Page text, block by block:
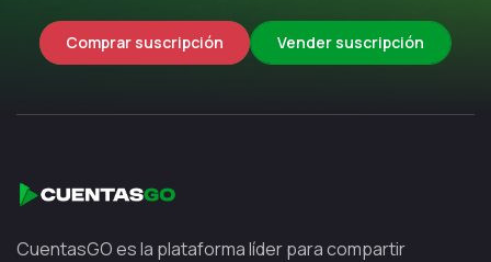
Comprar suscripción Vender suscripción
CuentasGO es la plataforma líder para compartir